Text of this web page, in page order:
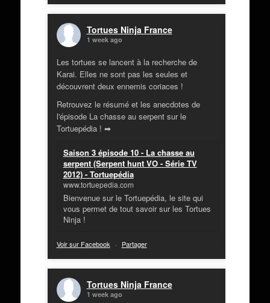
Tortues Ninja France
1 week ago
Les tortues se lancent à la recherche de
Karai. Elles ne sont pas les seules et
découvrent deux ennemis coriaces !
Retrouvez le résumé et les anecdotes de
l'épisode La chasse au serpent sur le
Tortuepédia ! ➡
Saison 3 épisode 10 - La chasse au
serpent (Serpent hunt VO - Série TV
2012) - Tortuepédia
www.tortuepedia.com
Bienvenue sur le Tortuepédia, le site qui
vous permet de tout savoir sur les Tortues
Ninja !
Voir sur Facebook · Partager
Tortues Ninja France
1 week ago